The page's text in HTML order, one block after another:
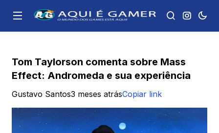
Tom Taylorson comenta sobre Mass
Effect: Andromeda e sua experiência
Gustavo Santos3 meses atrásCopiar link